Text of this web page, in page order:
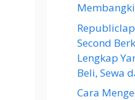
Second
Lengkap
Beli, Sewa
Cara